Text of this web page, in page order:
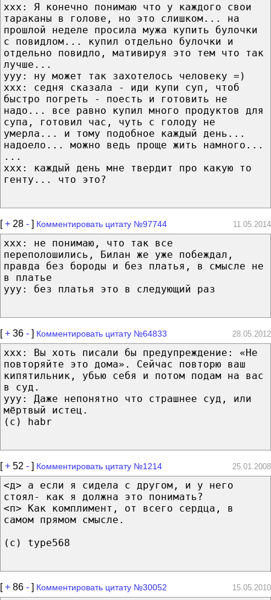
ххх: Я конечно понимаю что у каждого свои
тараканы в голове, но это слишком... на
прошлой неделе просила мужа купить булочки
с повидлом... купил отдельно булочки и
отдельно повидло, мативируя это тем что так
лучше...
ууу: ну может так захотелось человеку =)
ххх: седня сказала - иди купи суп, чтоб
быстро погреть - поесть и готовить не
надо... все равно купил много продуктов для
супа, готовил час, чуть с голоду не
умерла... и тому подобное каждый день...
надоело... можно ведь проще жить намного...
...
ххх: каждый день мне твердит про какую то
генту... что это?
[+ 28 - ] Комментировать цитату №97744 11.05.2014
xxx: не понимаю, что так все
переполошились, Билан же уже побеждал,
правда без бороды и без платья, в смысле не
в платье
ууу: без платья это в следующий раз
[+ 36 - ] Комментировать цитату №64833 28.05.2012
xxx: Вы хоть писали бы предупреждение: «Не
повторяйте это дома». Сейчас повторю ваш
кипятильник, убью себя и потом подам на вас
в суд.
yyy: Даже непонятно что страшнее суд, или
мёртвый истец.
(с) habr
[+ 52 - ] Комментировать цитату №1214 25.01.2008
<д> а если я сидела с другом, и у него
стоял- как я должна это понимать?
<п> Как комплимент, от всего сердца, в
самом прямом смысле.
(c) type568
[+ 86 - ] Комментировать цитату №30052 15.05.2010